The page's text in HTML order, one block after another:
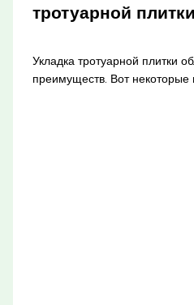
тротуарной плитки
Укладка тротуарной плитки
преимуществ. Вот некоторые